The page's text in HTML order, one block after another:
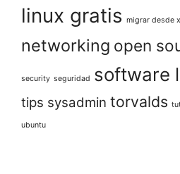
linux gratis migrar desde
networking open
security seguridad software
tips sysadmin torvalds
ubuntu